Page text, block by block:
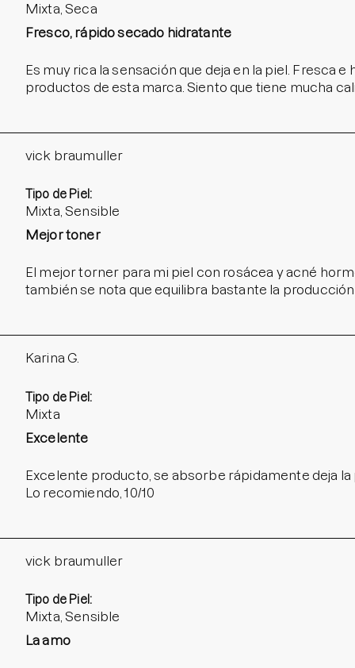
Mixta, Seca
Fresco, rápido secado hidratante
Es muy rica la sensación que deja en la piel. Fresca
productos de esta marca. Siento que tiene mucha
vick braumuller
Tipo de Piel:
Mixta, Sensible
Mejor toner
El mejor torner para mi piel con rosácea y acné
también se nota que equilibra bastante la
Karina G.
Tipo de Piel:
Mixta
Excelente
Excelente producto, se absorbe rápidamente deja la
Lo recomiendo, 10/10
vick braumuller
Tipo de Piel:
Mixta, Sensible
La amo